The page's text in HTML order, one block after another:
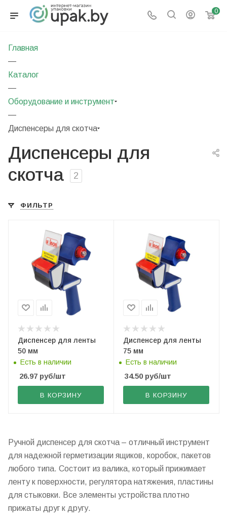
0
Главная
—
Каталог
—
Оборудование и инструмент
—
Диспенсеры для скотча
Диспенсеры для
скотча
2
ФИЛЬТР
Диспенсер для ленты
50 мм
Есть в наличии
26.97 руб/шт
В КОРЗИНУ
Диспенсер для ленты
75 мм
Есть в наличии
34.50 руб/шт
В КОРЗИНУ
Ручной диспенсер для скотча – отличный инструмент
для надежной герметизации ящиков, коробок, пакетов
любого типа. Состоит из валика, который прижимает
ленту к поверхности, регулятора натяжения, пластины
для стыковки. Все элементы устройства плотно
прижаты друг к другу.